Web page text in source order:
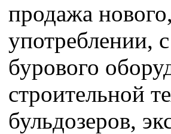
продажа
употреблении,
бурового
строительной
бульдозеров,